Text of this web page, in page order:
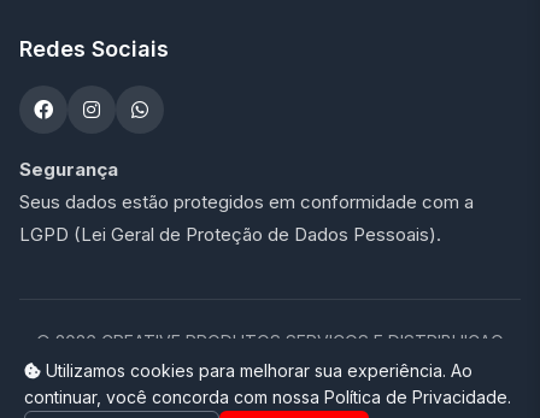
Redes Sociais
Segurança
Seus dados estão protegidos em conformidade com a
LGPD (Lei Geral de Proteção de Dados Pessoais).
© 2026 CREATIVE PRODUTOS SERVICOS E DISTRIBUICAO
LTDA - 47.273.900/0001-76. Todos os direitos reservados.
Utilizamos cookies para melhorar sua experiência. Ao
continuar, você concorda com nossa Política de Privacidade.